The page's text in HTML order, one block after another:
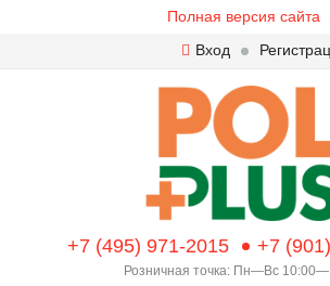
Полная версия сайта
Вход
+7 (495) 971-2015 +7
Розничная точка: Пн—Вс